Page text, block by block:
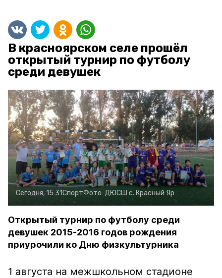
В красноярском селе прошёл
открытый турнир по футболу
среди девушек
Сегодня, 15:31СпортФото: ДЮСШ с. Красный Яр
Открытый турнир по футболу среди
девушек 2015-2016 годов рождения
приурочили ко Дню физкультурника
1 августа на межшкольном стадионе